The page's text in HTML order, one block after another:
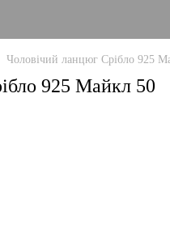
Чоловічий ланцюг Срібло 925
925 Майкл 50